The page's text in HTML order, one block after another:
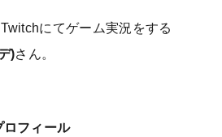
にてゲーム実況をする
)さん。
ロフィール